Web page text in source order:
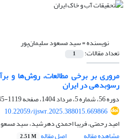
نویسنده =سید مسعود سلیمان‌پور
تعداد مقالات: 1
مروری بر برخی مطالعات، روش‌ها و
رسوبدهی در ایران
دوره 56، شماره 5، مرداد 1404، صفحه
1119-1145
10.22059/ijswr.2025.388015.669866
امید رحمتی، فریبا احمدی دهرشید، سید
مشاهده مقاله
اصل مقاله 2.51 M